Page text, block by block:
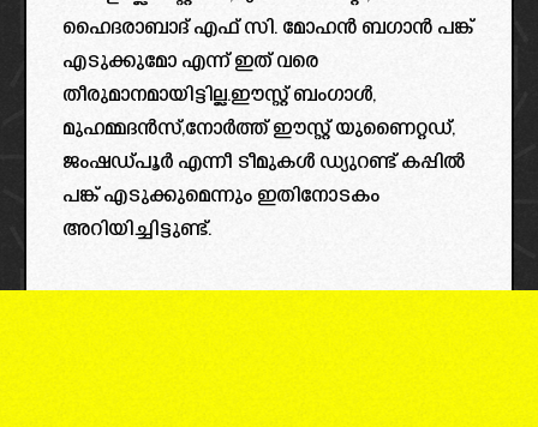
ഹൈദരാബാദ് എഫ് സി. മോഹൻ ബഗാൻ പങ്ക്
എടുക്കുമോ എന്ന് ഇത് വരെ
തീരുമാനമായിട്ടില്ല.ഈസ്റ്റ്‌ ബംഗാൾ,
മുഹമ്മദൻസ്,നോർത്ത് ഈസ്റ്റ്‌ യുണൈറ്റഡ്,
ജംഷഡ്പൂർ എന്നീ ടീമുകൾ ഡ്യുറണ്ട് കപ്പിൽ
പങ്ക് എടുക്കുമെന്നും ഇതിനോടകം
അറിയിച്ചിട്ടുണ്ട്.